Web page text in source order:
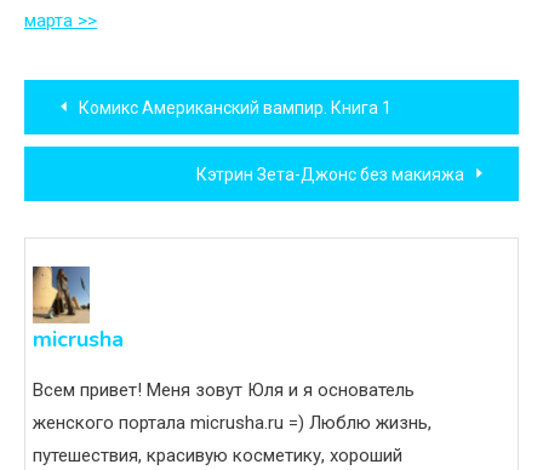
марта >>
Навигация
по
записям
Комикс Американский вампир. Книга 1
Кэтрин Зета-Джонс без макияжа
micrusha
Всем привет! Меня зовут Юля и я основатель
женского портала micrusha.ru =) Люблю жизнь,
путешествия, красивую косметику, хороший